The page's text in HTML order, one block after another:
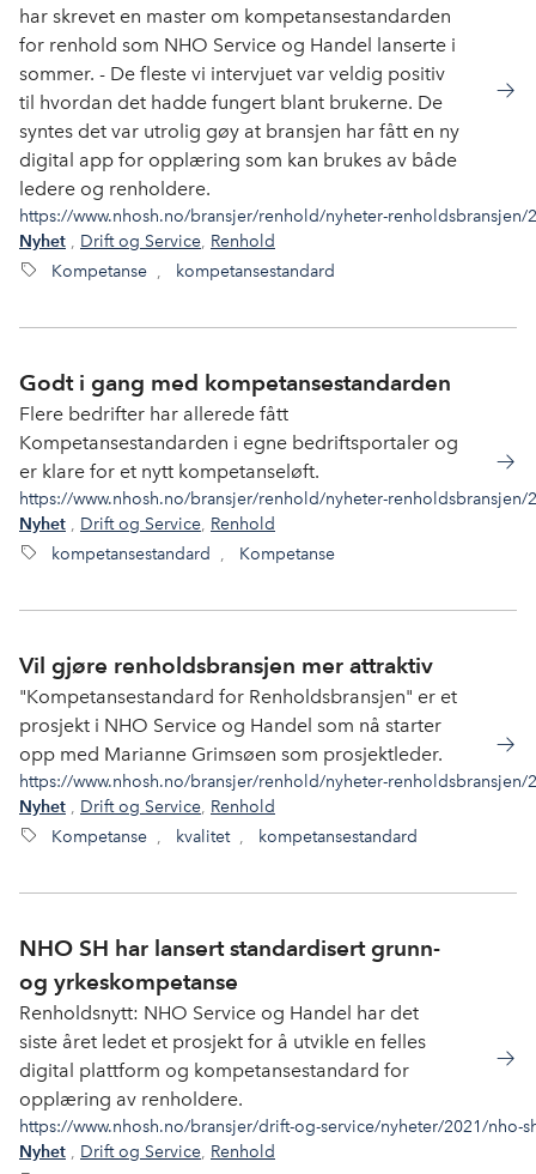
har skrevet en master om kompetansestandarden
for renhold som NHO Service og Handel lanserte i
sommer. - De fleste vi intervjuet var veldig positiv
til hvordan det hadde fungert blant brukerne. De
syntes det var utrolig gøy at bransjen har fått en ny
digital app for opplæring som kan brukes av både
ledere og renholdere.
https://www.nhosh.no/bransjer/renhold/nyheter-
Nyhet , Drift og Service, Renhold
Kompetanse , kompetansestandard
Godt i gang med kompetansestandarden
Flere bedrifter har allerede fått
Kompetansestandarden i egne bedriftsportaler og
er klare for et nytt kompetanseløft.
https://www.nhosh.no/bransjer/renhold/nyheter-
Nyhet , Drift og Service, Renhold
kompetansestandard , Kompetanse
Vil gjøre renholdsbransjen mer attraktiv
"Kompetansestandard for Renholdsbransjen" er et
prosjekt i NHO Service og Handel som nå starter
opp med Marianne Grimsøen som prosjektleder.
https://www.nhosh.no/bransjer/renhold/nyheter-
Nyhet , Drift og Service, Renhold
Kompetanse , kvalitet , kompetansestandard
NHO SH har lansert standardisert grunn-
og yrkes­kompetanse
Renholdsnytt: NHO Service og Handel har det
siste året ledet et prosjekt for å utvikle en felles
digital plattform og kompetanse­standard for
opplæring av renholdere.
https://www.nhosh.no/bransjer/drift-og-service/nyheter/2021/nho-
Nyhet , Drift og Service, Renhold